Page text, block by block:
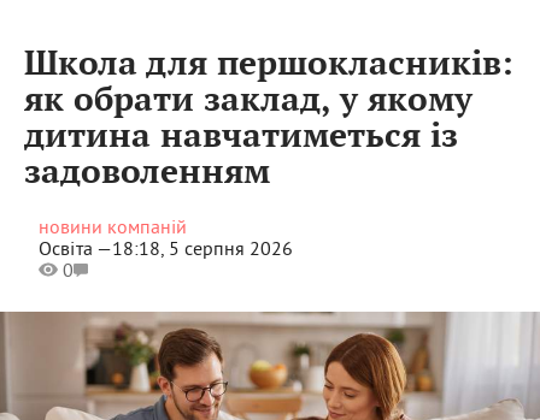
Школа для першокласників:
як обрати заклад, у якому
дитина навчатиметься із
задоволенням
новини компаній
Освіта —18:18, 5 серпня 2026
0